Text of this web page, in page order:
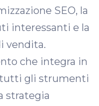
SEO, la
interessanti e la
vendita.
che integra in
gli strumenti
strategia